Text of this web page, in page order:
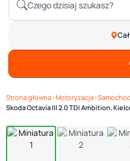
Strona główna›Motoryzacja›
Skoda Octavia III 2.0 TDI Ambition,
1